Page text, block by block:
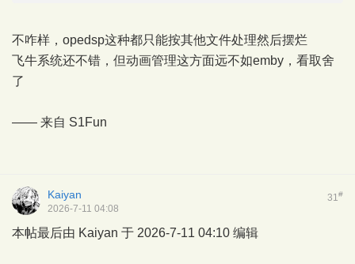
不咋样，opedsp这种都只能按其他文件处理然后摆烂
飞牛系统还不错，但动画管理这方面远不如emby，看取舍
了
—— 来自 S1Fun
31#
Kaiyan
2026-7-11 04:08
本帖最后由 Kaiyan 于 2026-7-11 04:10 编辑